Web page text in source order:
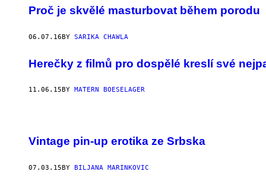
Proč je skvělé masturbovat během porodu
06.07.16BY SARIKA CHAWLA
Herečky z filmů pro dospělé kreslí své
11.06.15 BY MATERN BOESELAGER
Vintage pin-up erotika ze Srbska
07.03.15BY BILJANA MARINKOVIC